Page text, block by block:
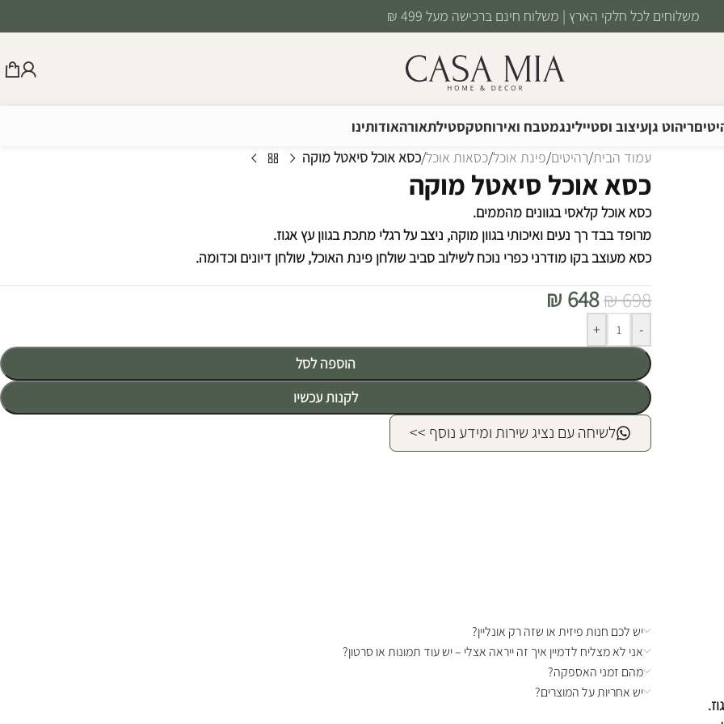
משלוחים לכל חלקי הארץ | משלוח חינם ברכישה מעל 499 ₪
ריהוט גןעיצוב וסטיילינגמטבח ואירוחטקסטילתאורהאודותינו
עמוד הבית/רהיטים/פינת אוכל/כסאות אוכל/כסא אוכל סיאטל מוקה
כסא אוכל סיאטל מוקה
כסא אוכל קלאסי בגוונים מהממים.
מרופד בבד רך נעים ואיכותי בגוון מוקה, ניצב על רגלי מתכת בגוון עץ אגוז.
כסא מעוצב בקו מודרני כפרי נוכח לשילוב סביב שולחן פינת האוכל, שולחן דיונים וכדומה.
₪698
₪ 648
-
+
הוספה לסל
לקנות עכשיו
Alternative:
לשיחה עם נציג שירות ומידע נוסף >>
יש לכם חנות פיזית או שזה רק אונליין?
אני לא מצליח לדמיין איך זה ייראה אצלי – יש עוד תמונות או סרטון?
מהם זמני האספקה?
יש אחריות על המוצרים?